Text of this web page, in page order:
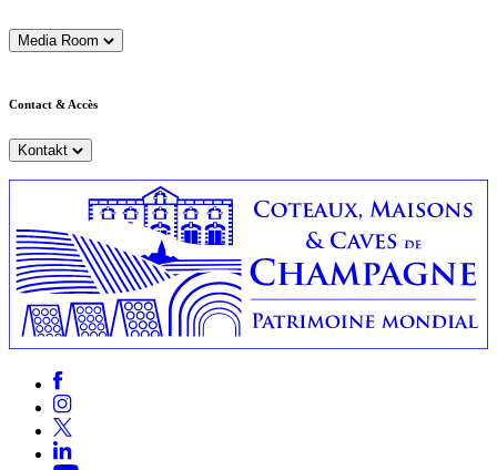
Media Room
Contact & Accès
Kontakt